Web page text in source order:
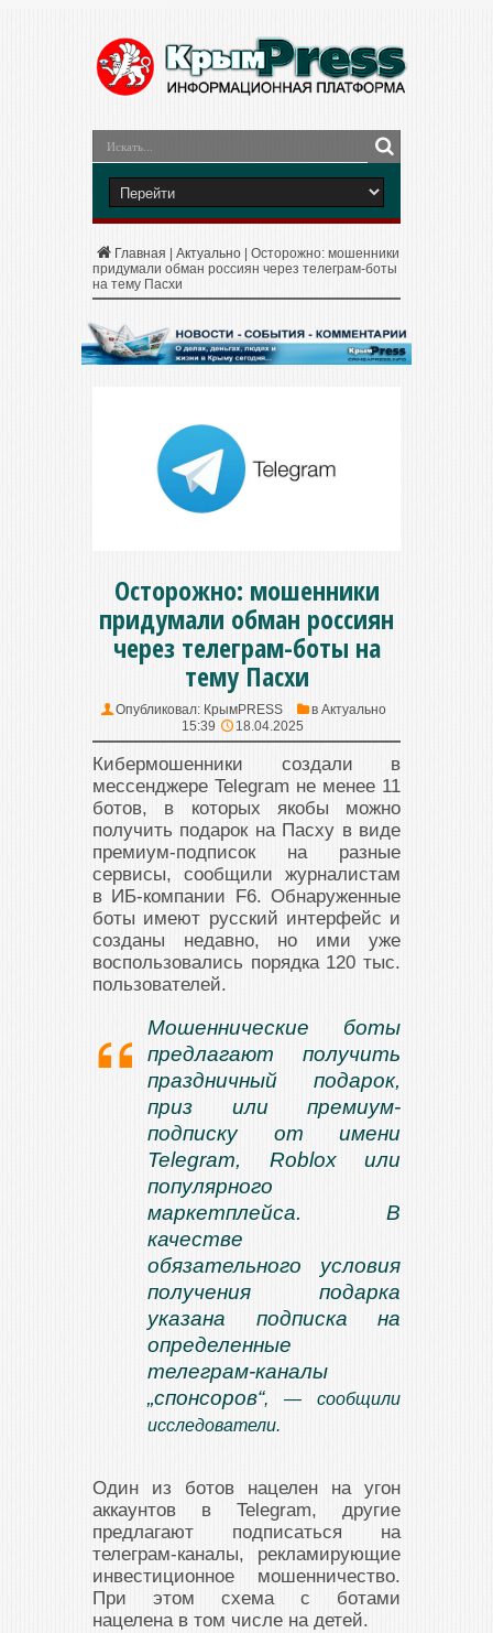
Главная Актуально
Осторожно: мошенники
придумали обман россиян через телеграм-боты
на тему Пасхи
Осторожно: мошенники
придумали обман россиян
через телеграм-боты на
тему Пасхи
Опубликовал: КрымPRESS в Актуально
15:39
18.04.2025
Кибермошенники создали в
мессенджере Telegram не менее 11
ботов, в которых якобы можно
получить подарок на Пасху в виде
премиум-подписок на разные
сервисы, сообщили журналистам
в ИБ-компании F6. Обнаруженные
боты имеют русский интерфейс и
созданы недавно, но ими уже
воспользовались порядка 120 тыс.
пользователей.
Мошеннические боты
предлагают получить
праздничный подарок,
приз или премиум-
подписку от имени
Telegram, Roblox или
популярного
маркетплейса. В
качестве
обязательного условия
получения подарка
указана подписка на
определенные
телеграм-каналы
„спонсоров“, — сообщили
исследователи.
Один из ботов нацелен на угон
аккаунтов в Telegram, другие
предлагают подписаться на
телеграм-каналы, рекламирующие
инвестиционное мошенничество.
При этом схема с ботами
нацелена в том числе на детей.